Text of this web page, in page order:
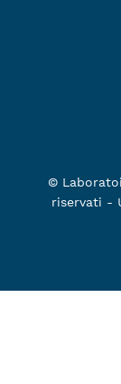
©
riservati -